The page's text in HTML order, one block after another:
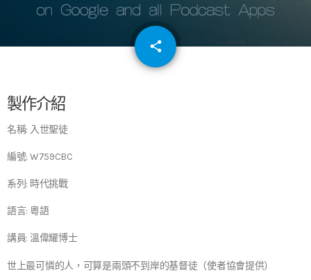
share
email
製作介紹
名稱: 入世聖徒
編號: W759CBC
系列: 時代挑戰
語言: 粵語
講員: 溫偉耀博士
世上最可憐的人，可算是兩頭不到岸的基督徒（使者協會提供）